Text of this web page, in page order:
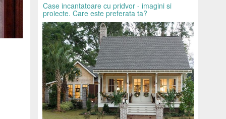
Case incantatoare cu pridvor - imagini si
proiecte. Care este preferata ta?